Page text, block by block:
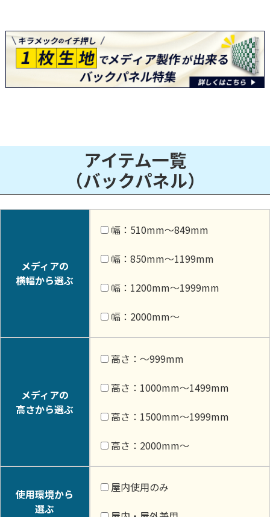
アイテム一覧
（バックパネル）
メディアの
横幅から選ぶ
幅：510mm〜849mm
幅：850mm〜1199mm
幅：1200mm〜1999mm
幅：2000mm〜
メディアの
高さから選ぶ
高さ：〜999mm
高さ：1000mm〜1499mm
高さ：1500mm〜1999mm
高さ：2000mm〜
使用環境から
選ぶ
屋内使用のみ